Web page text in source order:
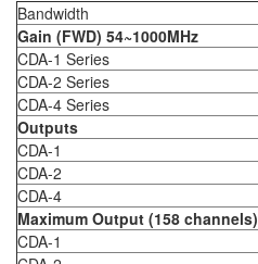
Bandwidth
Gain (FWD) 54~1000MHz
CDA-1 Series
CDA-2 Series
CDA-4 Series
Outputs
CDA-1
CDA-2
CDA-4
Maximum Output (158 channels)
CDA-1